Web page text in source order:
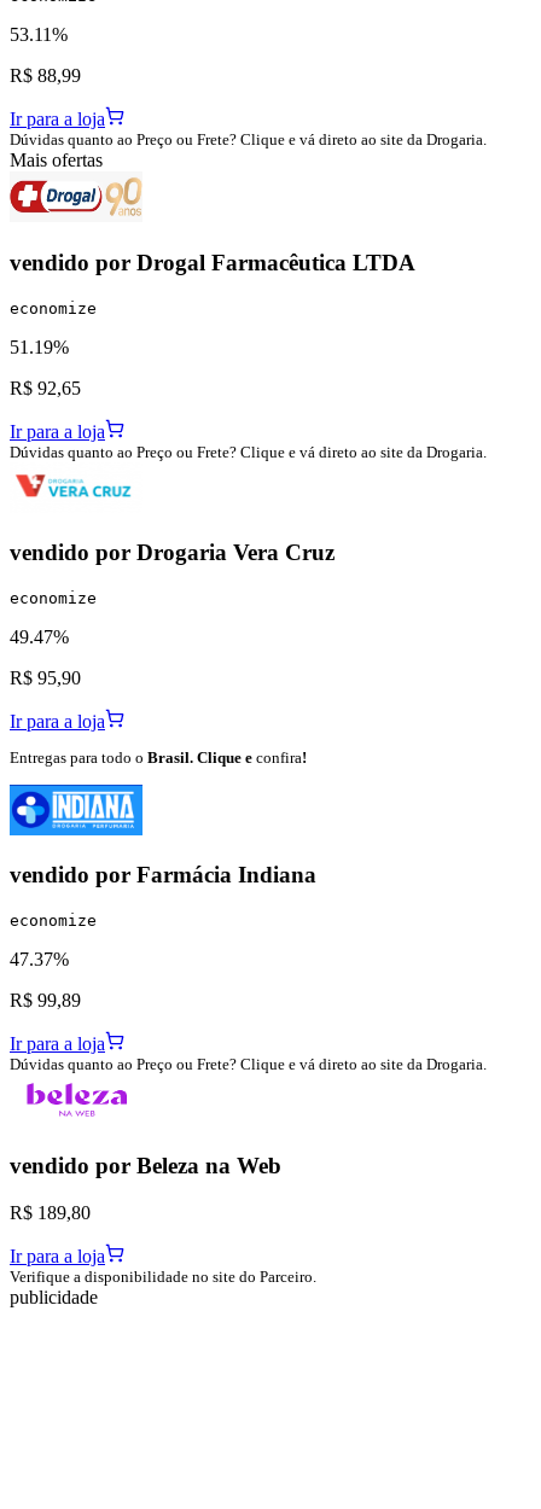
53.11%
R$ 88,99
Ir para a loja
Dúvidas quanto ao Preço ou Frete? Clique e vá direto ao site da Drogaria.
Mais ofertas
vendido por Drogal Farmacêutica LTDA
economize
51.19%
R$ 92,65
Ir para a loja
Dúvidas quanto ao Preço ou Frete? Clique e vá direto ao site da Drogaria.
vendido por Drogaria Vera Cruz
economize
49.47%
R$ 95,90
Ir para a loja
Entregas para todo o Brasil. Clique e confira!
vendido por Farmácia Indiana
economize
47.37%
R$ 99,89
Ir para a loja
Dúvidas quanto ao Preço ou Frete? Clique e vá direto ao site da Drogaria.
vendido por Beleza na Web
R$ 189,80
Ir para a loja
Verifique a disponibilidade no site do Parceiro.
publicidade